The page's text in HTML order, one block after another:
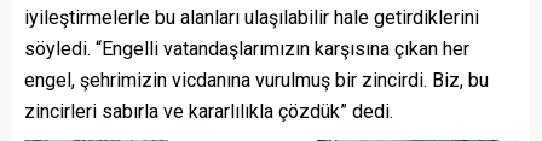
iyileştirmelerle bu alanları ulaşılabilir hale getirdiklerini
söyledi. “Engelli vatandaşlarımızın karşısına çıkan her
engel, şehrimizin vicdanına vurulmuş bir zincirdi. Biz, bu
zincirleri sabırla ve kararlılıkla çözdük” dedi.